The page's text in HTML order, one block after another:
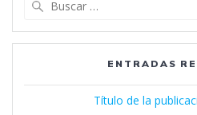
ENTRADAS
Título de la